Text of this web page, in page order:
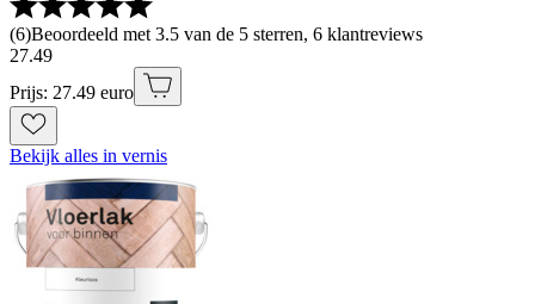
(6)Beoordeeld met 3.5 van de 5 sterren, 6 klantreviews
27.49
Prijs: 27.49 euro
Bekijk alles in vernis